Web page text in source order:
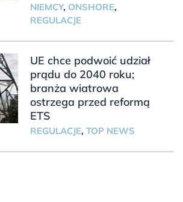
NIEMCY, ONSHORE,
REGULACJE
UE chce podwoić udział
prądu do 2040 roku;
branża wiatrowa
ostrzega przed reformą
ETS
REGULACJE, TOP NEWS